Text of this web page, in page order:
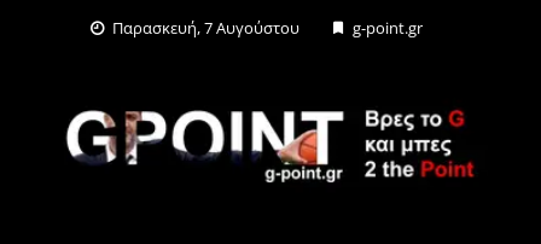
Παρασκευή, 7 Αυγούστου g-point.gr
G-POINT.GR